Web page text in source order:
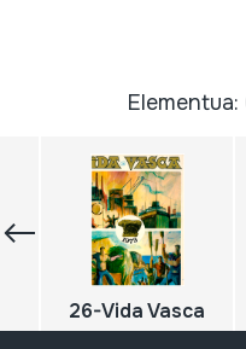
26-Vida Vasca